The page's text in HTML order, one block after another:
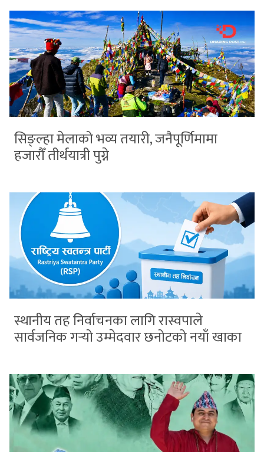
सिङ्ल्हा मेलाको भव्य तयारी, जनैपूर्णिमामा
हजारौँ तीर्थयात्री पुग्ने
स्थानीय तह निर्वाचनका लागि रास्वपाले
सार्वजनिक गर्‍यो उम्मेदवार छनोटको नयाँ खाका